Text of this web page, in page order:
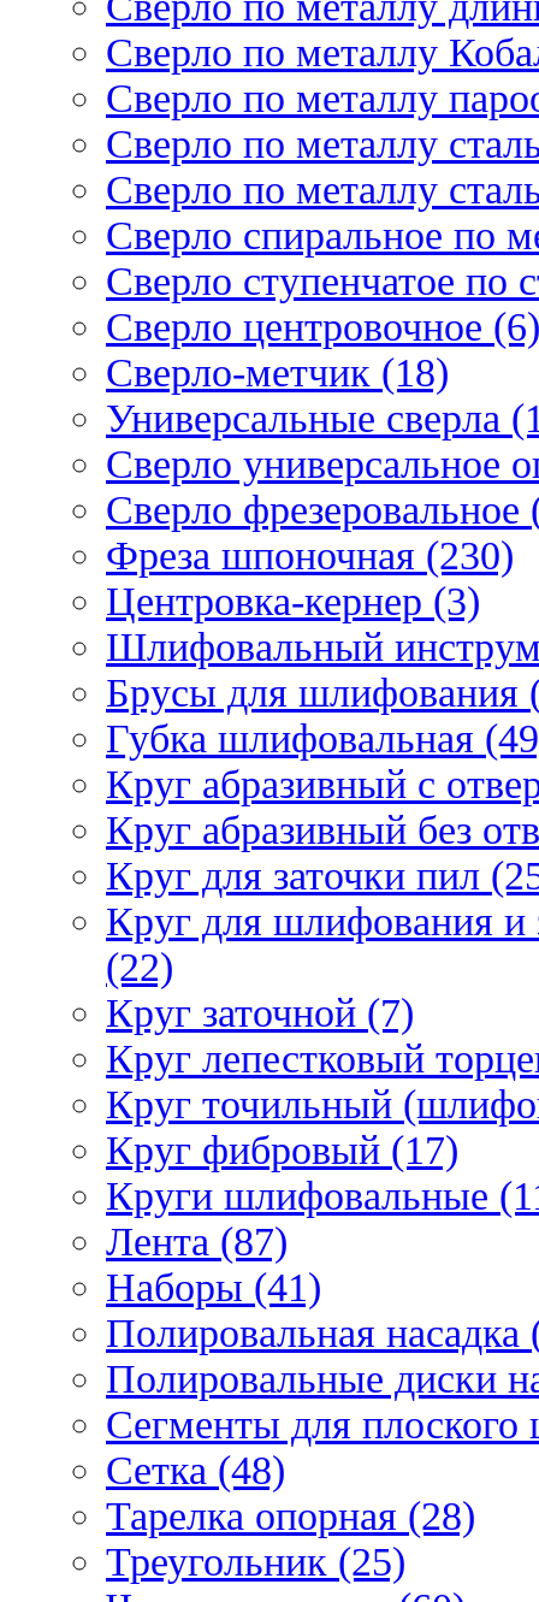
Сверло по металлу
Сверло по металлу
Сверло по металлу
Сверло по металлу
Сверло спиральное по
Сверло ступенчатое по
Сверло центровочное (6)
Сверло-метчик (18)
Универсальные сверла
Сверло универсальное
Сверло фрезеровальное
Фреза шпоночная (230)
Центровка-кернер (3)
Шлифовальный
Брусы для шлифования
Губка шлифовальная
Круг абразивный c
Круг абразивный без
Круг для заточки пил
Круг для шлифования и
(22)
Круг заточной (7)
Круг лепестковый
Круг точильный
Круг фибровый (17)
Круги шлифовальные
Лента (87)
Наборы (41)
Полировальная насадка
Полировальные диски
Сегменты для
Сетка (48)
Тарелка опорная (28)
Треугольник (25)